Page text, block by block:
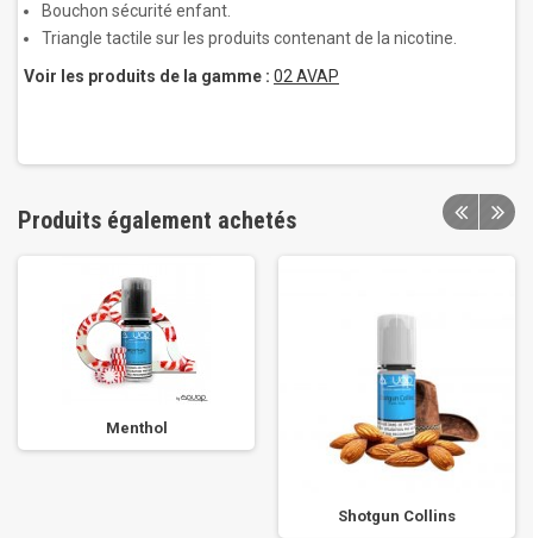
Bouchon sécurité enfant.
Triangle tactile sur les produits contenant de la nicotine.
Voir les produits de la gamme : 02 AVAP
Produits également achetés
Menthol
Shotgun Collins